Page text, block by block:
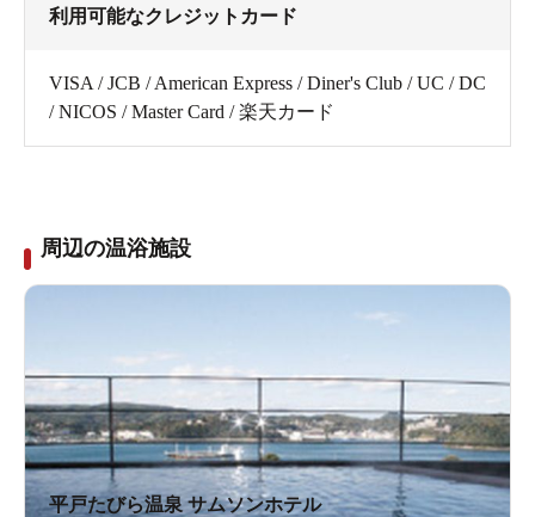
利用可能なクレジットカード
VISA / JCB / American Express / Diner's Club / UC / DC
/ NICOS / Master Card / 楽天カード
周辺の温浴施設
平戸たびら温泉 サムソンホテル